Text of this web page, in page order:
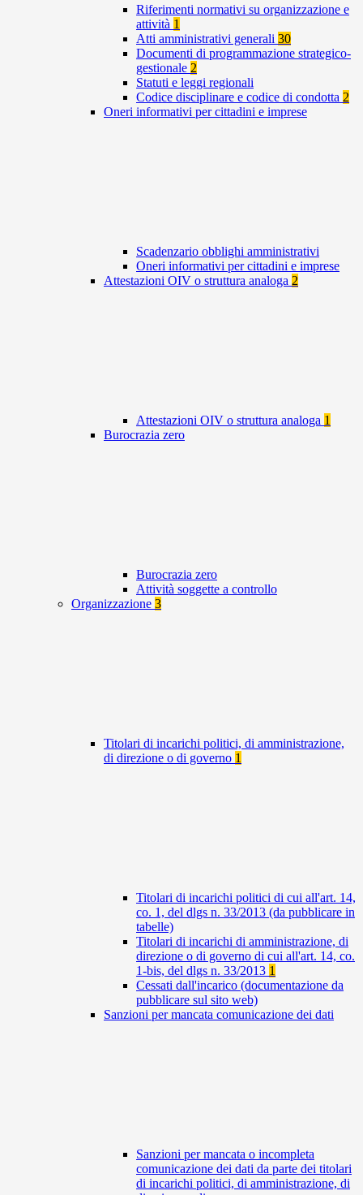
Riferimenti normativi su organizzazione e
attività 1
Atti amministrativi generali 30
Documenti di programmazione strategico-
gestionale 2
Statuti e leggi regionali
Codice disciplinare e codice di condotta 2
Oneri informativi per cittadini e imprese
Scadenzario obblighi amministrativi
Oneri informativi per cittadini e imprese
Attestazioni OIV o struttura analoga 2
Attestazioni OIV o struttura analoga 1
Burocrazia zero
Burocrazia zero
Attività soggette a controllo
Organizzazione 3
Titolari di incarichi politici, di amministrazione,
di direzione o di governo 1
Titolari di incarichi politici di cui all'art. 14,
co. 1, del dlgs n. 33/2013 (da pubblicare in
tabelle)
Titolari di incarichi di amministrazione, di
direzione o di governo di cui all'art. 14, co.
1-bis, del dlgs n. 33/2013 1
Cessati dall'incarico (documentazione da
pubblicare sul sito web)
Sanzioni per mancata comunicazione dei dati
Sanzioni per mancata o incompleta
comunicazione dei dati da parte dei titolari
di incarichi politici, di amministrazione, di